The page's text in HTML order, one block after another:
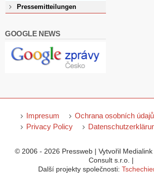
Pressemitteilungen
GOOGLE NEWS
Impresum
Ochrana osobních údajů
Privacy Policy
© 2006 - 2026 Pressweb | Vytvořil
Consult s.r.o. |
Další projekty společnosti: